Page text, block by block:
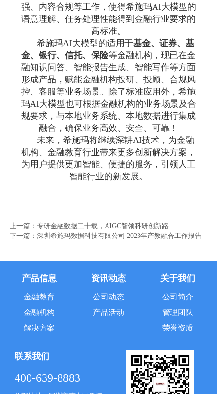
强、内容合规等工作，使得希施玛AI大模型的
语意理解、任务处理性能得到金融行业要求的
高标准。
希施玛AI大模型的适用于基金、证券、基
金、银行、信托、保险等金融机构，现已在金
融知识问答、智能报告生成、智能写作等方面
形成产品，赋能金融机构投研、投顾、合规风
控、客服等业务场景。除了标准应用外，希施
玛AI大模型也可根据金融机构的业务场景及合
规要求，与本地业务系统、本地数据进行集成
融合，确保业务高效、安全、可靠！
未来，希施玛将继续深耕AI技术，为金融
机构、金融教育行业带来更多创新解决方案，
为用户提供更加智能、便捷的服务，引领人工
智能行业的新发展。
上一篇： 专研金融数据二十载，AIGC智领科研创新路
下一篇： 深圳希施玛数据科技有限公司 2023年产教融合工作报告
产品信息
金融教育
金融机构
解决方案
资讯动态
公司动态
产品活动
关于我们
公司简介
管理团队
荣誉资质
联系我们
400-639-8883